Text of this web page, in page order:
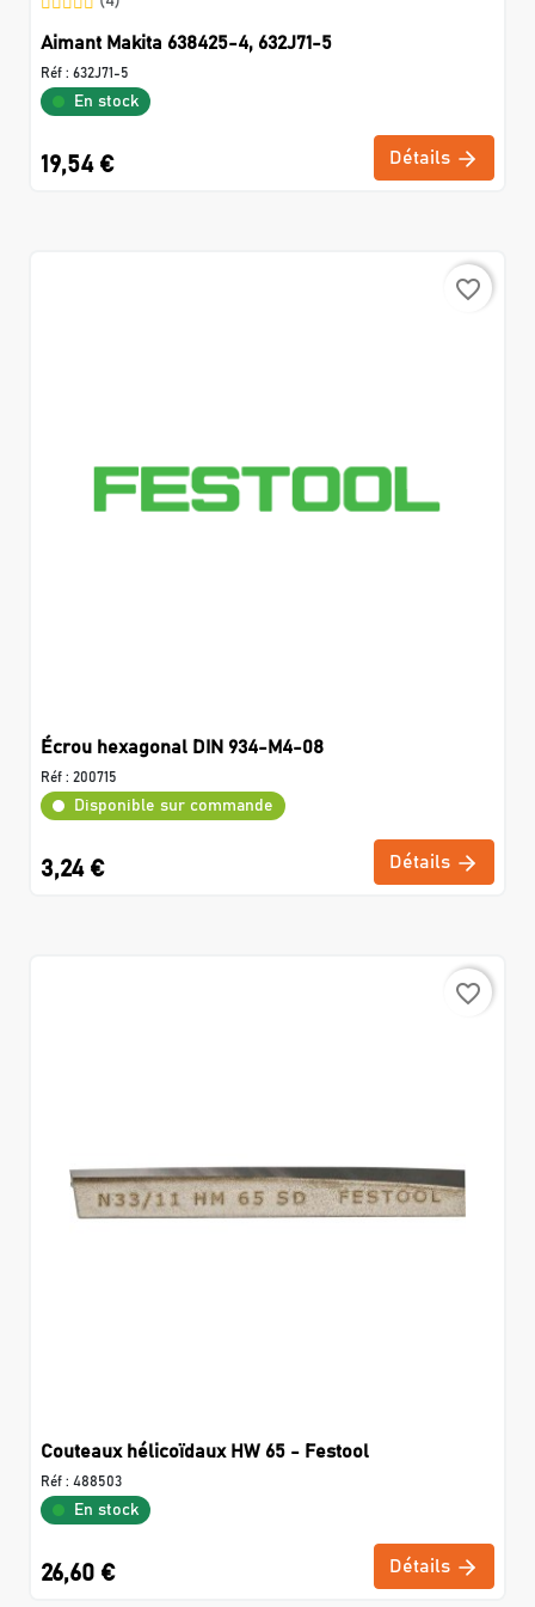
Aimant Makita 638425-4, 632J71-5
Réf : 632J71-5
En stock
19,54 € Détails
favorite_border
Écrou hexagonal DIN 934-M4-08
Réf : 200715
Disponible sur commande
3,24 € Détails
favorite_border
Couteaux hélicoïdaux HW 65 - Festool
Réf : 488503
En stock
26,60 € Détails